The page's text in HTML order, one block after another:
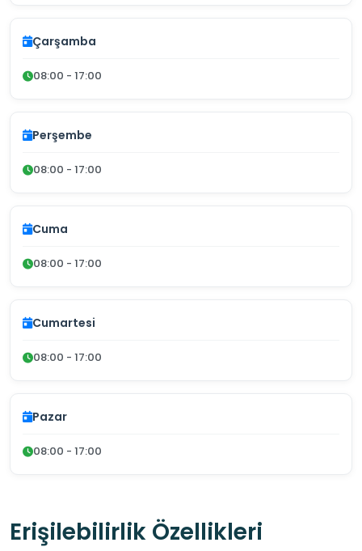
Çarşamba
08:00 - 17:00
Perşembe
08:00 - 17:00
Cuma
08:00 - 17:00
Cumartesi
08:00 - 17:00
Pazar
08:00 - 17:00
Erişilebilirlik Özellikleri